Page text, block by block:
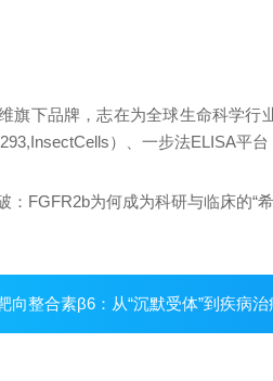
旗下品牌，志在为全球生命科学行
）、一步法ELISA平
：FGFR2b为何成为科研与临床的“
向整合素β6：从“沉默受体”到疾病